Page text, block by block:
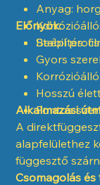
Anyag:
Beépítés:
Előnyök:
Stabil
Gyors
Hosszú
Pontos
Alkalmazási
A
alapfelülethez
függesztő
Csomagolás és